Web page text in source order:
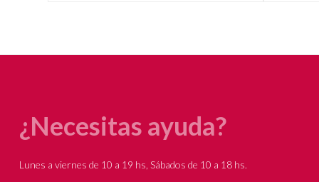
¿Necesitas ayuda?
Lunes a viernes de 10 a 19 hs, Sábados de 10 a 18 hs.